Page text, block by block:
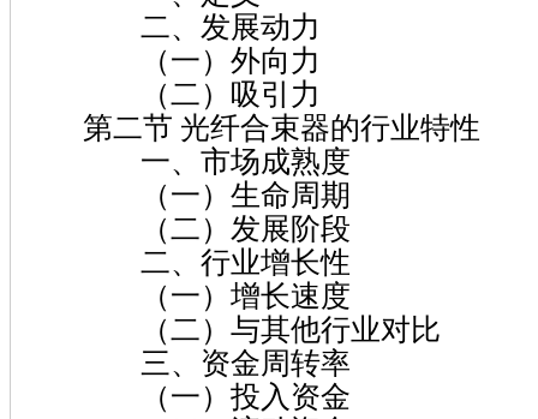
二、发展动力
（一）外向力
（二）吸引力
第二节 光纤合束器的行业特性
一、市场成熟度
（一）生命周期
（二）发展阶段
二、行业增长性
（一）增长速度
（二）与其他行业对比
三、资金周转率
（一）投入资金